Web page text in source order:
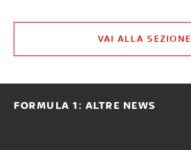
VAI ALLA SEZIONE
FORMULA 1: ALTRE NEWS